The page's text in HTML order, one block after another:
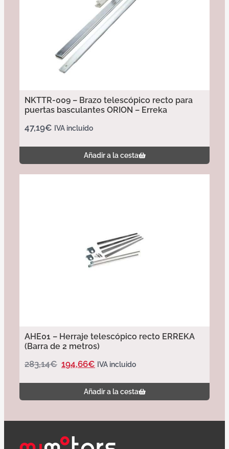
NKTTR-009 – Brazo telescópico recto para
puertas basculantes ORION – Erreka
47,19€ IVA incluido
Añadir a la cesta
AHE01 – Herraje telescópico recto ERREKA
(Barra de 2 metros)
283,14€ 194,66€ IVA incluido
Añadir a la cesta